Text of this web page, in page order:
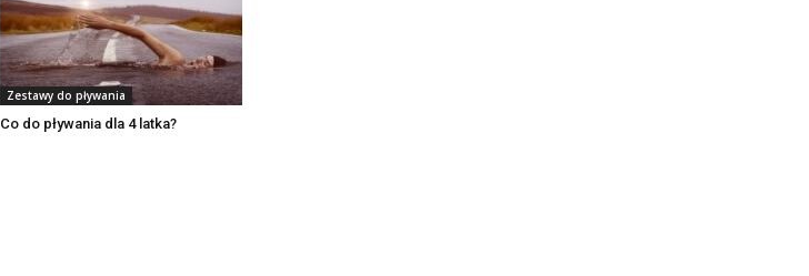
Zestawy do pływania
Co do pływania dla 4 latka?